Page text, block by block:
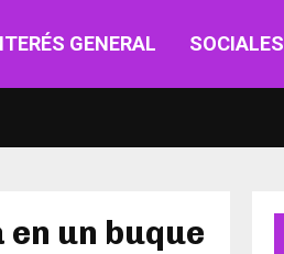
GENERAL SOCIALES
un buque